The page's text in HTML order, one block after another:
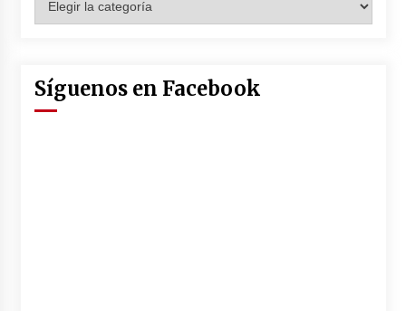
Síguenos en Facebook